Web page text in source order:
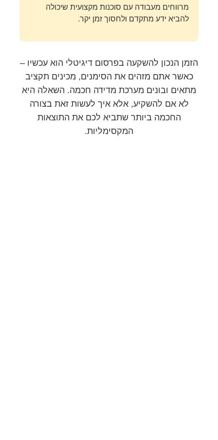
מרווחים מעבודה עם סוכנות מקצועית שיכולה
להביא ידע מתקדם ולחסוך זמן יקר.
הזמן הנכון להשקעה בפרסום דיגיטלי הוא עכשיו –
כאשר אתם מזהים את הסימנים, מכינים תקציב
מתאים ובונים מערכת מדידה חכמה. השאלה היא
לא אם להשקיע, אלא איך לעשות זאת בצורה
החכמה ביותר שתביא לכם את התוצאות
המקסימליות.